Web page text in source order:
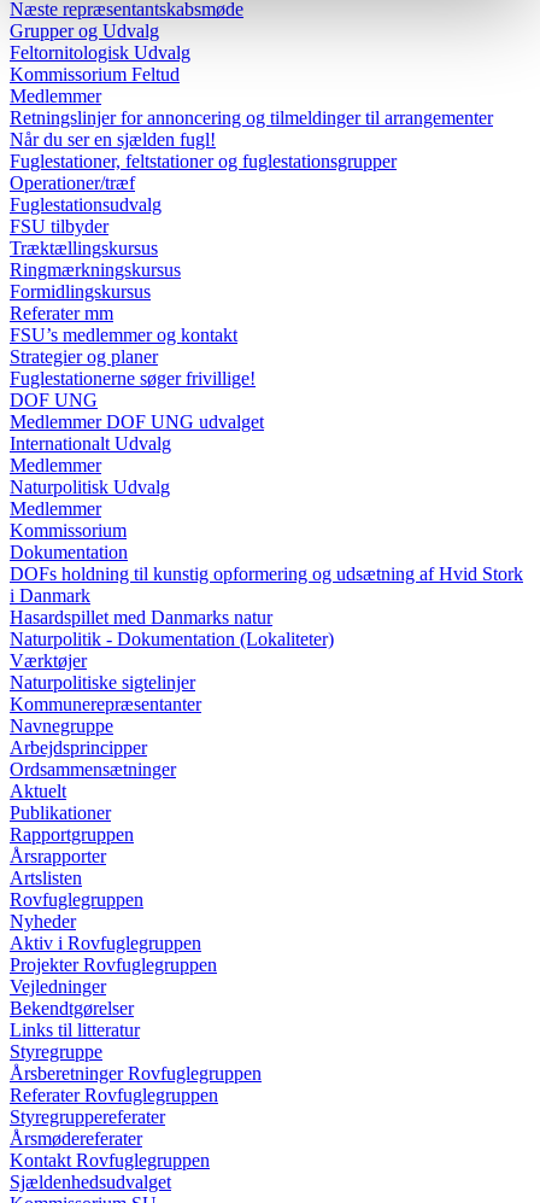
Næste repræsentantskabsmøde
Grupper og Udvalg
Feltornitologisk Udvalg
Kommissorium Feltud
Medlemmer
Retningslinjer for annoncering og tilmeldinger til arrangementer
Når du ser en sjælden fugl!
Fuglestationer, feltstationer og fuglestationsgrupper
Operationer/træf
Fuglestationsudvalg
FSU tilbyder
Træktællingskursus
Ringmærkningskursus
Formidlingskursus
Referater mm
FSU’s medlemmer og kontakt
Strategier og planer
Fuglestationerne søger frivillige!
DOF UNG
Medlemmer DOF UNG udvalget
Internationalt Udvalg
Medlemmer
Naturpolitisk Udvalg
Medlemmer
Kommissorium
Dokumentation
DOFs holdning til kunstig opformering og udsætning af Hvid Stork
i Danmark
Hasardspillet med Danmarks natur
Naturpolitik - Dokumentation (Lokaliteter)
Værktøjer
Naturpolitiske sigtelinjer
Kommunerepræsentanter
Navnegruppe
Arbejdsprincipper
Ordsammensætninger
Aktuelt
Publikationer
Rapportgruppen
Årsrapporter
Artslisten
Rovfuglegruppen
Nyheder
Aktiv i Rovfuglegruppen
Projekter Rovfuglegruppen
Vejledninger
Bekendtgørelser
Links til litteratur
Styregruppe
Årsberetninger Rovfuglegruppen
Referater Rovfuglegruppen
Styregruppereferater
Årsmødereferater
Kontakt Rovfuglegruppen
Sjældenhedsudvalget